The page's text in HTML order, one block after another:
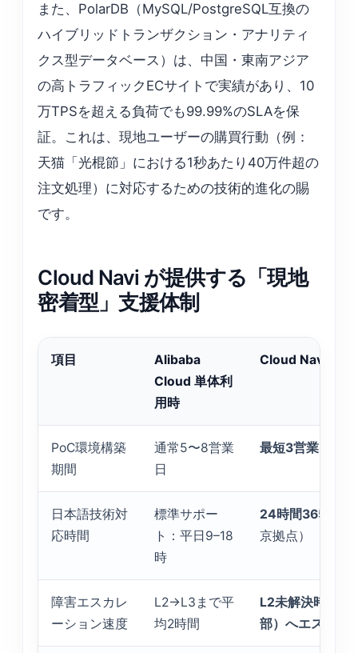
また、PolarDB（MySQL/PostgreSQL互換の
ハイブリッドトランザクション・アナリティ
クス型データベース）は、中国・東南アジア
の高トラフィックECサイトで実績があり、10
万TPSを超える負荷でも99.99%のSLAを保
証。これは、現地ユーザーの購買行動（例：
天猫「光棍節」における1秒あたり40万件超の
注文処理）に対応するための技術的進化の賜
です。
Cloud Navi が提供する「現地
密着型」支援体制
項目
Alibaba
Cloud 単体利
用時
Cloud Navi 経由
PoC環境構築
期間
通常5〜8営業
日
最短3営業日
日本語技術対
応時間
標準サポー
ト：平日9–18
時
24時間365日L1
京拠点）
障害エスカレ
ーション速度
L2→L3まで平
均2時間
L2未解決時は即
部）へエスカレ